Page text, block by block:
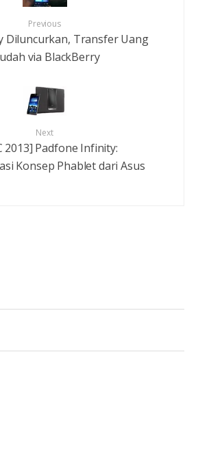
Previous
Diluncurkan, Transfer Uang
via BlackBerry
Next
2013] Padfone Infinity:
Konsep Phablet dari Asus